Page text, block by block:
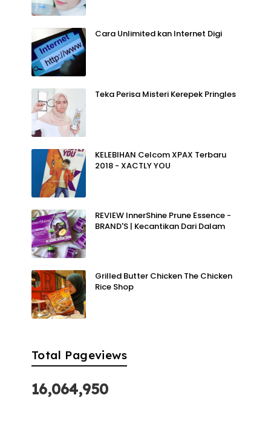
Cara Unlimited kan Internet Digi
Teka Perisa Misteri Kerepek Pringles
KELEBIHAN Celcom XPAX Terbaru
2018 - XACTLY YOU
REVIEW InnerShine Prune Essence -
BRAND'S | Kecantikan Dari Dalam
Grilled Butter Chicken The Chicken
Rice Shop
Total Pageviews
16,064,950